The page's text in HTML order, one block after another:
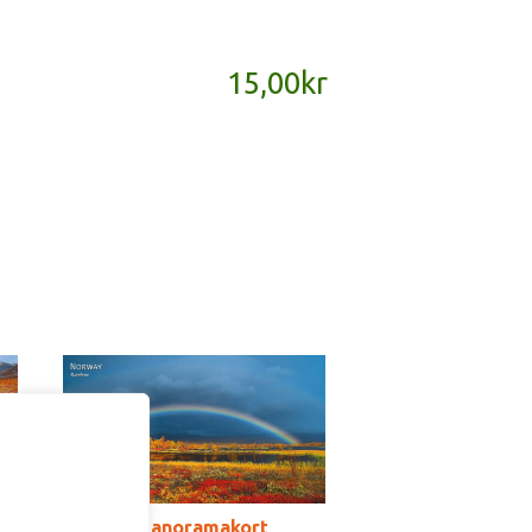
15,00kr
SD153 – panoramakort